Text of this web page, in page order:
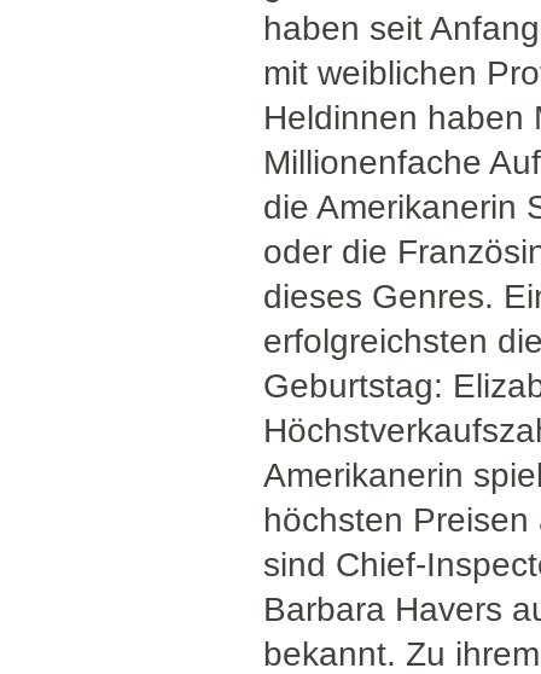
haben seit
mit weiblichen
Heldinnen haben
Millionenfache
die Amerikanerin
oder die
dieses Genres.
erfolgreichsten
Geburtstag:
Amerikanerin
höchsten
sind Chief-
Barbara Havers
bekannt. Zu